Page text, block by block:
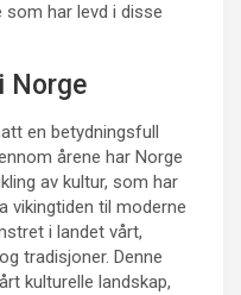
har levd i disse
Norge
en betydningsfull
årene har Norge
av kultur, som har
vikingtiden til moderne
i landet vårt,
tradisjoner. Denne
kulturelle landskap,